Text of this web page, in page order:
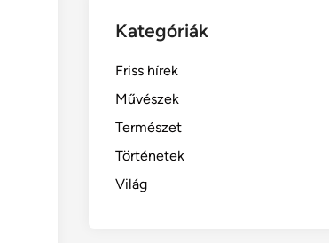
Kategóriák
Friss hírek
Művészek
Természet
Történetek
Világ